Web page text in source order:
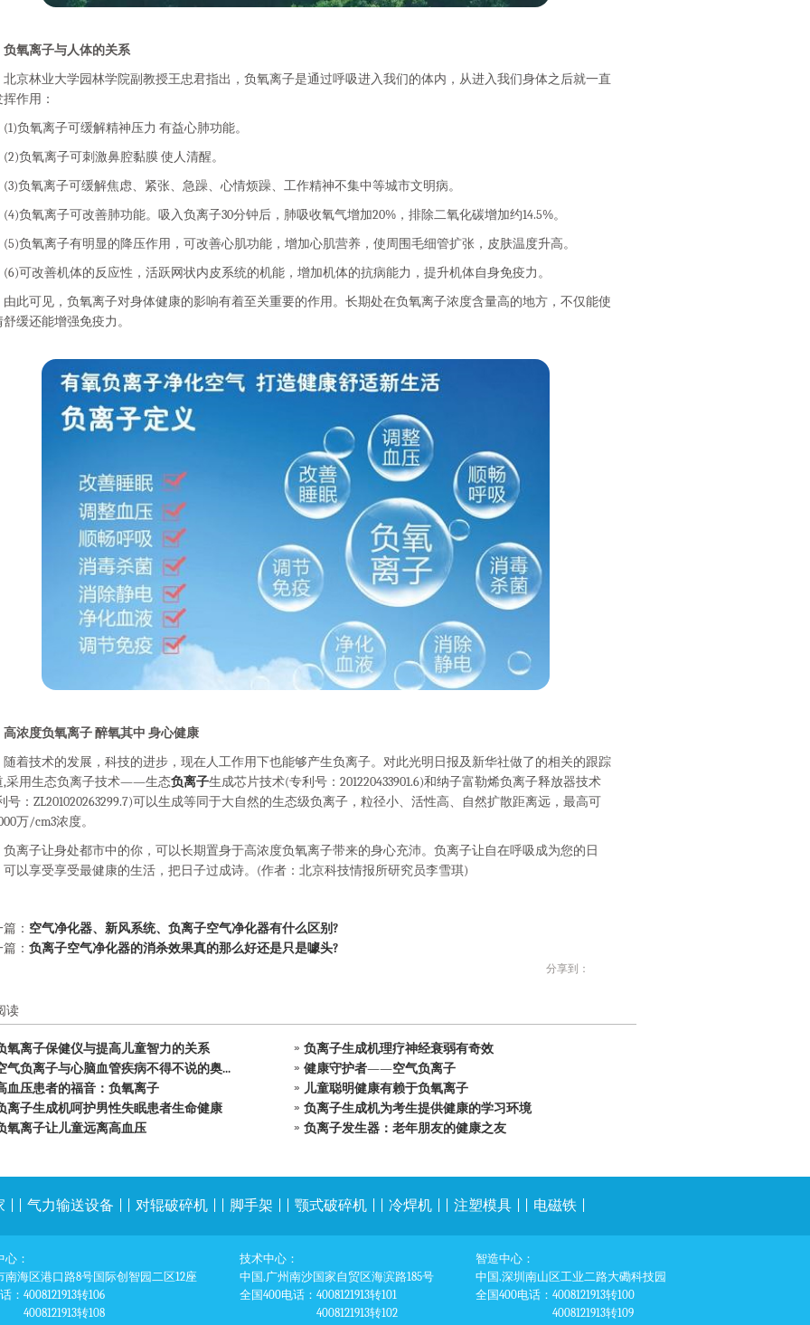
负氧离子与人体的关系
林业大学园林学院副教授王忠君指出，负氧离子是通过呼吸进入我们的体内，从进入我们身体之后就一直
作用：
氧离子可缓解精神压力 有益心肺功能。
氧离子可刺激鼻腔黏膜 使人清醒。
氧离子可缓解焦虑、紧张、急躁、心情烦躁、工作精神不集中等城市文明病。
氧离子可改善肺功能。吸入负离子30分钟后，肺吸收氧气增加20%，排除二氧化碳增加约14.5%。
氧离子有明显的降压作用，可改善心肌功能，增加心肌营养，使周围毛细管扩张，皮肤温度升高。
改善机体的反应性，活跃网状内皮系统的机能，增加机体的抗病能力，提升机体自身免疫力。
可见，负氧离子对身体健康的影响有着至关重要的作用。长期处在负氧离子浓度含量高的地方，不仅能使
缓还能增强免疫力。
高浓度负氧离子 醉氧其中 身心健康
技术的发展，科技的进步，现在人工作用下也能够产生负离子。对此光明日报及新华社做了的相关的跟踪
,采用生态负离子技术——生态负离子生成芯片技术(专利号：201220433901.6)和纳子富勒烯负离子释放器技术
号：ZL201020263299.7)可以生成等同于大自然的生态级负离子，粒径小、活性高、自然扩散距离远，最高可
万/cm3浓度。
子让身处都市中的你，可以长期置身于高浓度负氧离子带来的身心充沛。负离子让自在呼吸成为您的日
可以享受享受最健康的生活，把日子过成诗。(作者：北京科技情报所研究员李雪琪)
： 空气净化器、新风系统、负离子空气净化器有什么区别?
： 负离子空气净化器的消杀效果真的那么好还是只是噱头?
分享到：
读
氧离子保健仪与提高儿童智力的关系
负离子生成机理疗神经衰弱有奇效
气负离子与心脑血管疾病不得不说的奥...
健康守护者——空气负离子
血压患者的福音：负氧离子
儿童聪明健康有赖于负氧离子
离子生成机呵护男性失眠患者生命健康
负离子生成机为考生提供健康的学习环境
氧离子让儿童远离高血压
负离子发生器：老年朋友的健康之友
气力输送设备 对辊破碎机 脚手架 颚式破碎机 冷焊机 注塑模具 电磁铁
：
南海区港口路8号国际创智园二区12座
：4008121913转106
4008121913转108
技术中心：
中国.广州南沙国家自贸区海滨路185号
全国400电话：4008121913转101
4008121913转102
智造中心：
中国.深圳南山区工业二路大磡科技园
全国400电话 ：4008121913转100
4008121913转109